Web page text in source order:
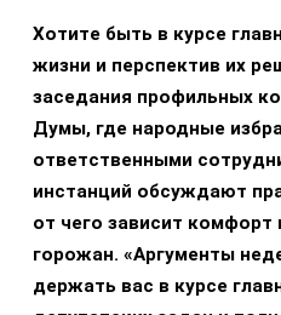
Хотите быть в курсе
жизни и перспектив их
заседания профильных
Думы, где народные
ответственными
инстанций обсуждают
от чего зависит комфорт
горожан. «Аргументы
держать вас в курсе